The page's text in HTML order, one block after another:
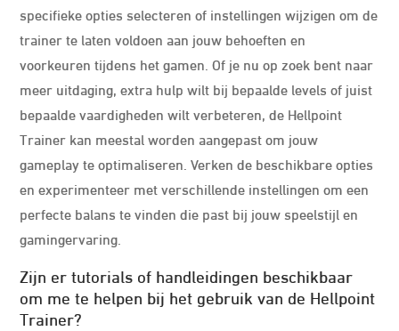
specifieke opties selecteren of instellingen wijzigen om de
trainer te laten voldoen aan jouw behoeften en
voorkeuren tijdens het gamen. Of je nu op zoek bent naar
meer uitdaging, extra hulp wilt bij bepaalde levels of juist
bepaalde vaardigheden wilt verbeteren, de Hellpoint
Trainer kan meestal worden aangepast om jouw
gameplay te optimaliseren. Verken de beschikbare opties
en experimenteer met verschillende instellingen om een
perfecte balans te vinden die past bij jouw speelstijl en
gamingervaring.
Zijn er tutorials of handleidingen beschikbaar
om me te helpen bij het gebruik van de Hellpoint
Trainer?